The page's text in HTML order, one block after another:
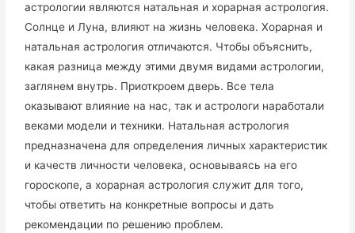
астрологии являются натальная и хорарная астрология.
Солнце и Луна, влияют на жизнь человека. Хорарная и
натальная астрология отличаются. Чтобы объяснить,
какая разница между этими двумя видами астрологии,
заглянем внутрь. Приоткроем дверь. Все тела
оказывают влияние на нас, так и астрологи наработали
веками модели и техники. Натальная астрология
предназначена для определения личных характеристик
и качеств личности человека, основываясь на его
гороскопе, а хорарная астрология служит для того,
чтобы ответить на конкретные вопросы и дать
рекомендации по решению проблем.